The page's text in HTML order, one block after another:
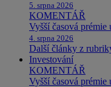
5. srpna 2026
KOMENTÁŘ
Vyšší časová
4. srpna 2026
Další články z
Investování
KOMENTÁŘ
Vyšší časová